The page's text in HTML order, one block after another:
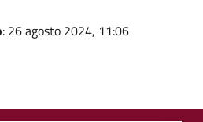
: 26 agosto 2024, 11:06